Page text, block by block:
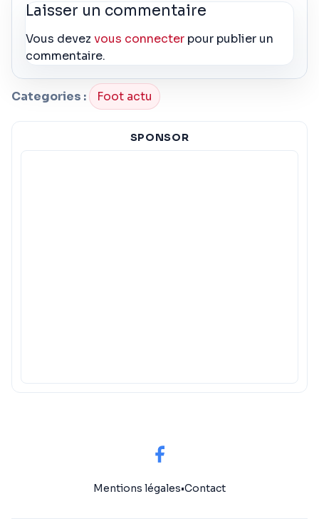
Laisser un commentaire
Vous devezvous connecter pour publier un
commentaire.
Categories : Foot actu
SPONSOR
Mentions légales•Contact